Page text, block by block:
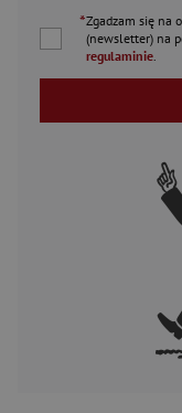
*Zgadzam się na
(newsletter) na
regulaminie.